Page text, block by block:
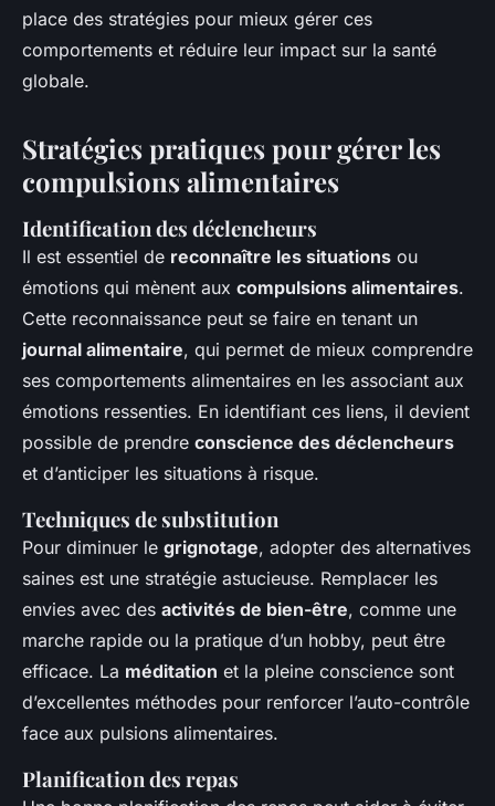
place des stratégies pour mieux gérer ces
comportements et réduire leur impact sur la santé
globale.
Stratégies pratiques pour gérer les
compulsions alimentaires
Identification des déclencheurs
Il est essentiel de reconnaître les situations ou
émotions qui mènent aux compulsions alimentaires.
Cette reconnaissance peut se faire en tenant un
journal alimentaire, qui permet de mieux comprendre
ses comportements alimentaires en les associant aux
émotions ressenties. En identifiant ces liens, il devient
possible de prendre conscience des déclencheurs
et d’anticiper les situations à risque.
Techniques de substitution
Pour diminuer le grignotage, adopter des alternatives
saines est une stratégie astucieuse. Remplacer les
envies avec des activités de bien-être, comme une
marche rapide ou la pratique d’un hobby, peut être
efficace. La méditation et la pleine conscience sont
d’excellentes méthodes pour renforcer l’auto-contrôle
face aux pulsions alimentaires.
Planification des repas